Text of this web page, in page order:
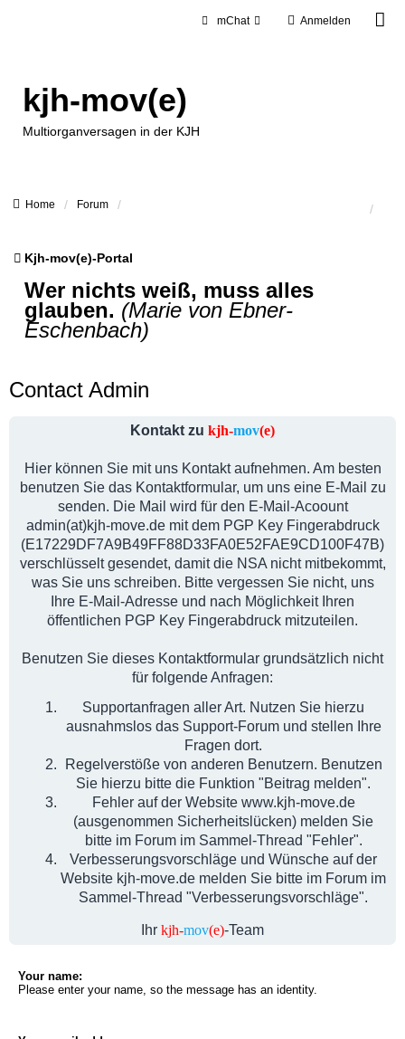
Anmelden
mChat
kjh-mov(e)
Multiorganversagen in der KJH
Home Forum
Kjh-mov(e)-Portal
Wer nichts weiß, muss alles
glauben. (Marie von Ebner-
Eschenbach)
Contact Admin
Kontakt zu kjh-mov(e)
Hier können Sie mit uns Kontakt aufnehmen. Am besten
benutzen Sie das Kontaktformular, um uns eine E-Mail zu
senden. Die Mail wird für den E-Mail-Acoount
admin(at)kjh-move.de mit dem PGP Key Fingerabdruck
(E17229DF7A9B49FF88D33FA0E52FAE9CD100F47B)
verschlüsselt gesendet, damit die NSA nicht mitbekommt,
was Sie uns schreiben. Bitte vergessen Sie nicht, uns
Ihre E-Mail-Adresse und nach Möglichkeit Ihren
öffentlichen PGP Key Fingerabdruck mitzuteilen.
Benutzen Sie dieses Kontaktformular grundsätzlich nicht
für folgende Anfragen:
Supportanfragen aller Art. Nutzen Sie hierzu
ausnahmslos das Support-Forum und stellen Ihre
Fragen dort.
Regelverstöße von anderen Benutzern. Benutzen
Sie hierzu bitte die Funktion "Beitrag melden".
Fehler auf der Website www.kjh-move.de
(ausgenommen Sicherheitslücken) melden Sie
bitte im Forum im Sammel-Thread "Fehler".
Verbesserungsvorschläge und Wünsche auf der
Website kjh-move.de melden Sie bitte im Forum im
Sammel-Thread "Verbesserungsvorschläge".
Ihr kjh-mov(e)-Team
Your name:
Please enter your name, so the message has an identity.